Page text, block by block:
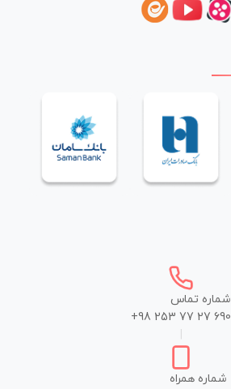
شماره تماس
+98 253 77 27 690
شماره همراه